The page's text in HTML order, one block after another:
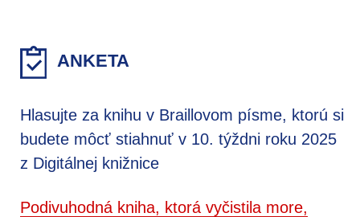
ANKETA
Hlasujte za knihu v Braillovom písme, ktorú si
budete môcť stiahnuť v 10. týždni roku 2025
z Digitálnej knižnice
Podivuhodná kniha, ktorá vyčistila more,